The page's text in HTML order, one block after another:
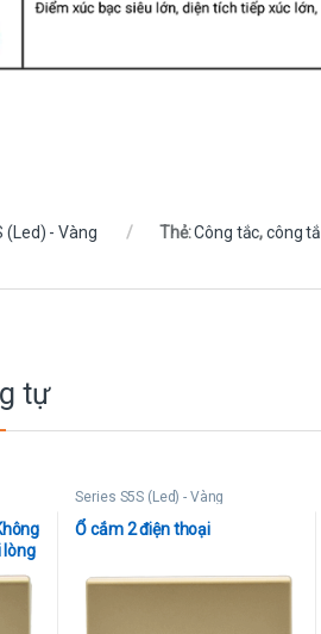
(Led) - Vàng Thẻ:Công tắc,công
tự
lòng
Series S5S (Led) - Vàng
Ổ cắm 2 điện thoại